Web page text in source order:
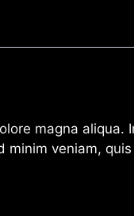
magna aliqua.
minim veniam,